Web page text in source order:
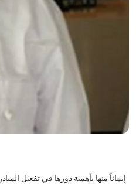
إيماناً منها بأهمية دورها في تفعيل